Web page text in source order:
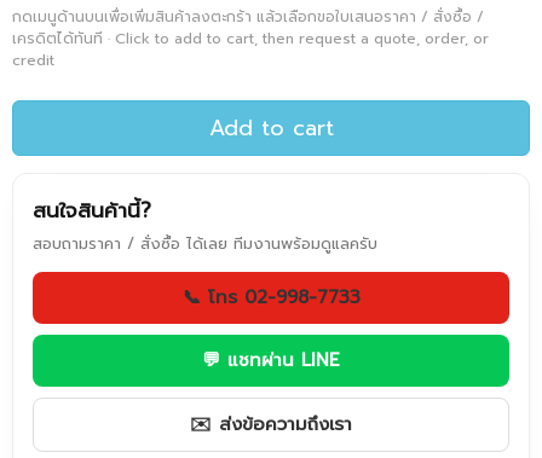
กดเมนูด้านบนเพื่อเพิ่มสินค้าลงตะกร้า แล้วเลือกขอใบเสนอราคา / สั่งซื้อ /
เครดิตได้ทันที · Click to add to cart, then request a quote, order, or
credit
Add to cart
สนใจสินค้านี้?
สอบถามราคา / สั่งซื้อ ได้เลย ทีมงานพร้อมดูแลครับ
📞 โทร 02-998-7733
💬 แชทผ่าน LINE
✉️ ส่งข้อความถึงเรา